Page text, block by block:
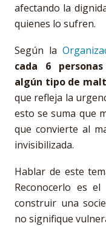
afectando la
quienes lo sufren.
Según la
cada 6
algún tipo de
que refleja la
esto se suma que
que convierte al
invisibilizada.
Hablar de este
Reconocerlo es
construir una
no signifique